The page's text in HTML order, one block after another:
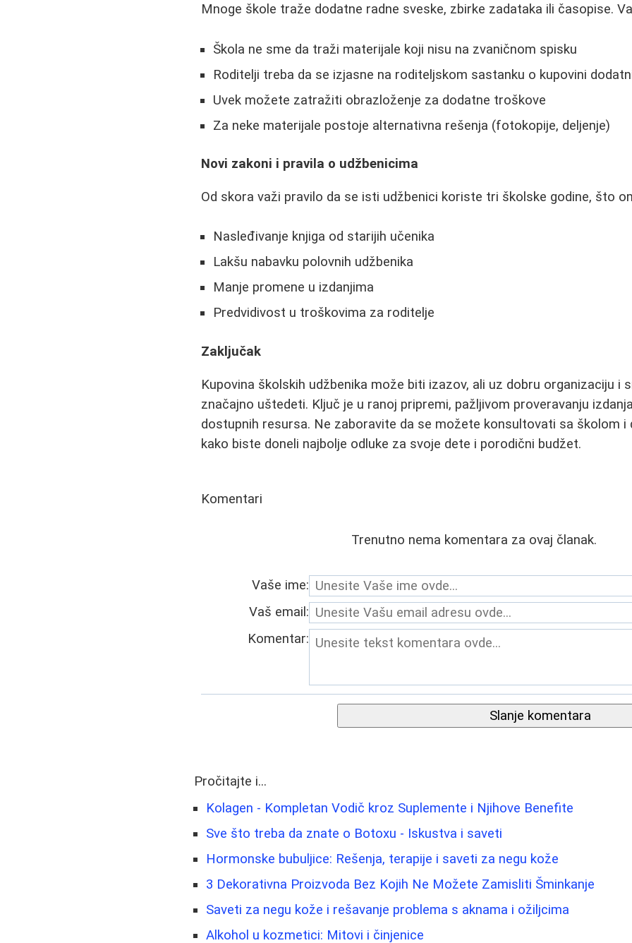
Mnoge škole traže dodatne radne sveske, zbirke zadataka ili časopise.
Škola ne sme da traži materijale koji nisu na zvaničnom spisku
Roditelji treba da se izjasne na roditeljskom sastanku o kupovini
Uvek možete zatražiti obrazloženje za dodatne troškove
Za neke materijale postoje alternativna rešenja (fotokopije, deljenje)
Novi zakoni i pravila o udžbenicima
Od skora važi pravilo da se isti udžbenici koriste tri školske godine, što
Nasleđivanje knjiga od starijih učenika
Lakšu nabavku polovnih udžbenika
Manje promene u izdanjima
Predvidivost u troškovima za roditelje
Zaključak
Kupovina školskih udžbenika može biti izazov, ali uz dobru organizaciju i
značajno uštedeti. Ključ je u ranoj pripremi, pažljivom proveravanju
dostupnih resursa. Ne zaboravite da se možete konsultovati sa školom i
kako biste doneli najbolje odluke za svoje dete i porodični budžet.
Komentari
Trenutno nema komentara za ovaj članak.
Vaše ime:
Vaš email:
Komentar:
Slanje komentara
Pročitajte i...
Kolagen - Kompletan Vodič kroz Suplemente i Njihove Benefite
Sve što treba da znate o Botoxu - Iskustva i saveti
Hormonske bubuljice: Rešenja, terapije i saveti za negu kože
3 Dekorativna Proizvoda Bez Kojih Ne Možete Zamisliti Šminkanje
Saveti za negu kože i rešavanje problema s aknama i ožiljcima
Alkohol u kozmetici: Mitovi i činjenice